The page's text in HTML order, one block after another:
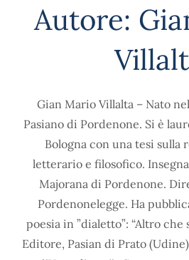
Autore:
Gian Mario Villalta – Nato
Pasiano di Pordenone. Si è
Bologna con una tesi sulla
letterario e filosofico.
Majorana di Pordenone.
Pordenonelegge. Ha
poesia in ”dialetto”: “Altro che
Editore, Pasian di Prato (Udine)